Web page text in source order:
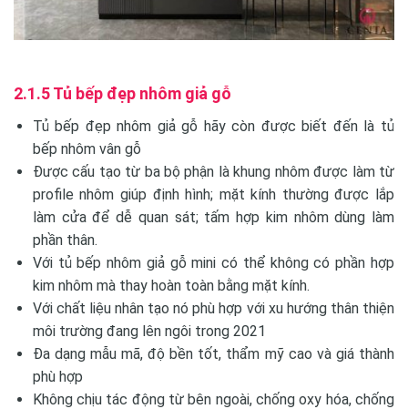
2.1.5 Tủ bếp đẹp nhôm giả gỗ
Tủ bếp đẹp nhôm giả gỗ hãy còn được biết đến là tủ
bếp nhôm vân gỗ
Được cấu tạo từ ba bộ phận là khung nhôm được làm từ
profile nhôm giúp định hình; mặt kính thường được lắp
làm cửa để dễ quan sát; tấm hợp kim nhôm dùng làm
phần thân.
Với tủ bếp nhôm giả gỗ mini có thể không có phần hợp
kim nhôm mà thay hoàn toàn bằng mặt kính.
Với chất liệu nhân tạo nó phù hợp với xu hướng thân thiện
môi trường đang lên ngôi trong 2021
Đa dạng mẫu mã, độ bền tốt, thẩm mỹ cao và giá thành
phù hợp
Không chịu tác động từ bên ngoài, chống oxy hóa, chống